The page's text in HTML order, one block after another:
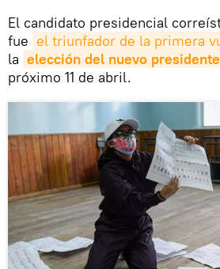
El candidato presidencial
fue el triunfador de la primera
la elección del nuevo presidente
próximo 11 de abril.